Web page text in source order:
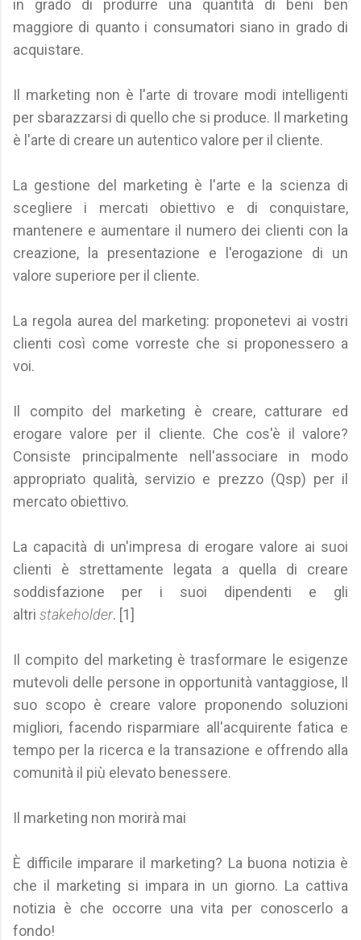
in grado di produrre una quantità di beni ben
maggiore di quanto i consumatori siano in grado di
acquistare.
Il marketing non è l'arte di trovare modi intelligenti
per sbarazzarsi di quello che si produce. Il marketing
è l'arte di creare un autentico valore per il cliente.
La gestione del marketing è l'arte e la scienza di
scegliere i mercati obiettivo e di conquistare,
mantenere e aumentare il numero dei clienti con la
creazione, la presentazione e l'erogazione di un
valore superiore per il cliente.
La regola aurea del marketing: proponetevi ai vostri
clienti così come vorreste che si proponessero a
voi.
Il compito del marketing è creare, catturare ed
erogare valore per il cliente. Che cos'è il valore?
Consiste principalmente nell'associare in modo
appropriato qualità, servizio e prezzo (Qsp) per il
mercato obiettivo.
La capacità di un'impresa di erogare valore ai suoi
clienti è strettamente legata a quella di creare
soddisfazione per i suoi dipendenti e gli
altri stakeholder. [1]
Il compito del marketing è trasformare le esigenze
mutevoli delle persone in opportunità vantaggiose, Il
suo scopo è creare valore proponendo soluzioni
migliori, facendo risparmiare all'acquirente fatica e
tempo per la ricerca e la transazione e offrendo alla
comunità il più elevato benessere.
Il marketing non morirà mai
È difficile imparare il marketing? La buona notizia è
che il marketing si impara in un giorno. La cattiva
notizia è che occorre una vita per conoscerlo a
fondo!